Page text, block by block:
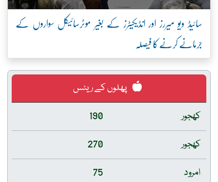
سائیڈ ویو میررز اور انڈیکیٹرز کے بغیر موٹرسائیکل سواروں کے
جرمانے کرنے کا فیصلہ
پھلوں کے ریٹس
کھجور
190
کھجور
270
امرود
75